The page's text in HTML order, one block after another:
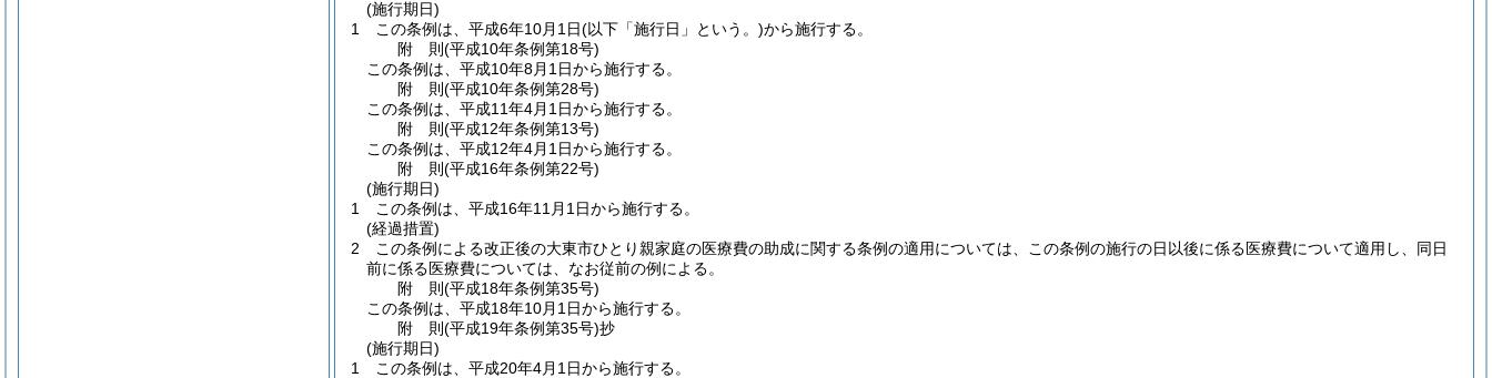
(施行期日)
1
この条例は、平成6年10月1日(以下「施行日」という。)から施行する。
附 則(平成10年条例第18号)
この条例は、平成10年8月1日から施行する。
附 則(平成10年条例第28号)
この条例は、平成11年4月1日から施行する。
附 則(平成12年条例第13号)
この条例は、平成12年4月1日から施行する。
附 則(平成16年条例第22号)
(施行期日)
1
この条例は、平成16年11月1日から施行する。
(経過措置)
2
この条例による改正後の大東市ひとり親家庭の医療費の助成に関する条例の適用については、この条例の施行の日以後に係る医療費について適用し、同日
前に係る医療費については、なお従前の例による。
附 則(平成18年条例第35号)
この条例は、平成18年10月1日から施行する。
附 則(平成19年条例第35号)抄
(施行期日)
1
この条例は、平成20年4月1日から施行する。